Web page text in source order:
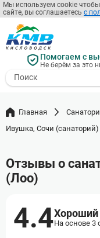
Мы используем cookie
сайте, вы соглашаетесь с
Перейти
основному
содержаниюПомогаем с
Не берём за это
- I agree to the processing of my
Главная
Ивушка, Сочи (санаторий)
Отзывы о
(Лоо)
4.4Хороший
На основе 3